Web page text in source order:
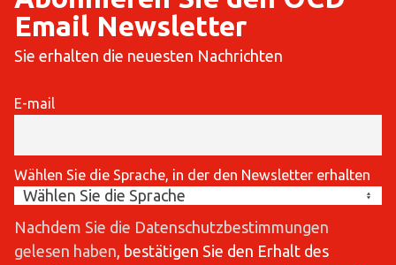
Email Newsletter
Sie erhalten die neuesten Nachrichten
E-mail
Wählen Sie die Sprache, in der den Newsletter erhalten
Nachdem Sie die Datenschutzbestimmungen
gelesen haben, bestätigen Sie den Erhalt des